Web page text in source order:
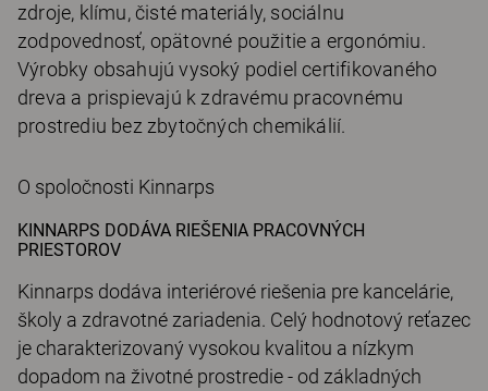
zdroje, klímu, čisté materiály, sociálnu
zodpovednosť, opätovné použitie a ergonómiu.
Výrobky obsahujú vysoký podiel certifikovaného
dreva a prispievajú k zdravému pracovnému
prostrediu bez zbytočných chemikálií.
O spoločnosti Kinnarps
KINNARPS DODÁVA RIEŠENIA PRACOVNÝCH
PRIESTOROV
Kinnarps dodáva interiérové riešenia pre kancelárie,
školy a zdravotné zariadenia. Celý hodnotový reťazec
je charakterizovaný vysokou kvalitou a nízkym
dopadom na životné prostredie - od základných